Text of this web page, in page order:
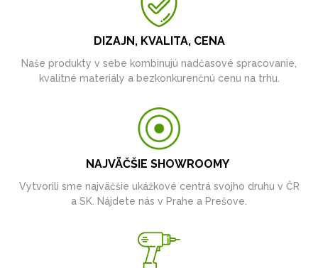
DIZAJN, KVALITA, CENA
Naše produkty v sebe kombinujú nadčasové spracovanie,
kvalitné materiály a bezkonkurenčnú cenu na trhu.
NAJVÄČŠIE SHOWROOMY
Vytvorili sme najväčšie ukážkové centrá svojho druhu v ČR
a SK. Nájdete nás v Prahe a Prešove.